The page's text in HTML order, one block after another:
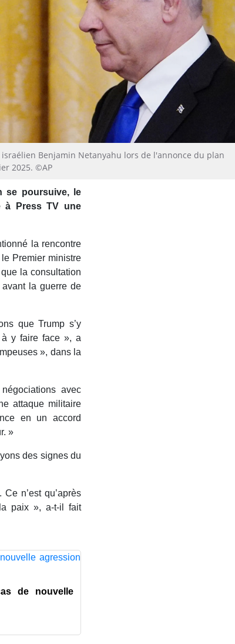
Benjamin Netanyahu lors de l'annonce du plan
2025. ©AP
se poursuive, le
à Press TV une
la rencontre
Premier ministre
la consultation
avant la guerre de
que Trump s’y
à y faire face », a
», dans la
avec
attaque militaire
en un accord
»
des signes du
n’est qu’après
paix », a-t-il fait
de nouvelle